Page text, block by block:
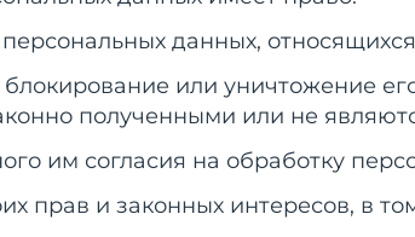
данных,
или уничтожение
полученными или не
им согласия на обработку
прав и законных интересов, в